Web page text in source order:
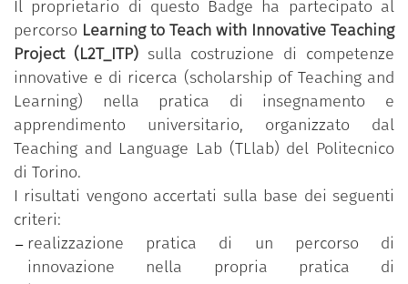
Identificazione di obiettivi, metodi, strumenti di
intervento didattico innovativo;
Conduzione e governo di itinerari di
innovazione delle proprie pratiche di
insegnamento apprendimento;
Adozione di strumenti di analisi per
l’acquisizione di evidenze utili alla riflessione
sulla didattica condotta nella propria classe;
Elaborazione di materiali di documentazione e
analisi per l’indagine, la comprensione e la
comunicazione scientifica dei propri interventi
didattici innovativi.
Il proprietario di questo Badge ha partecipato al
percorso Learning to Teach with Innovative Teaching
Project (L2T_ITP)sulla costruzione di competenze
innovative e di ricerca (scholarship of Teaching and
Learning) nella pratica di insegnamento e
apprendimento universitario, organizzato dal
Teaching and Language Lab (TLlab) del Politecnico
di Torino.
I risultati vengono accertati sulla base dei seguenti
criteri:
realizzazione pratica di un percorso di
innovazione nella propria pratica di